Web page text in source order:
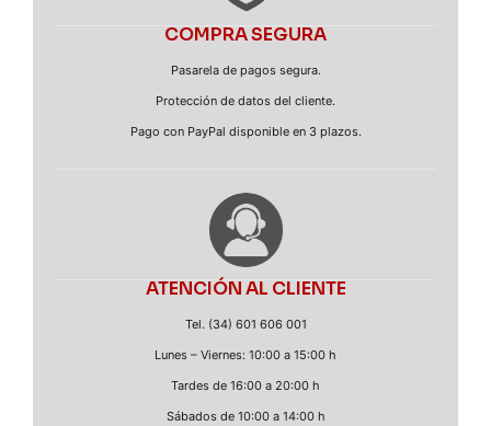
COMPRA SEGURA
Pasarela de pagos segura.
Protección de datos del cliente.
Pago con PayPal disponible en 3 plazos.
ATENCIÓN AL CLIENTE
Tel. (34) 601 606 001
Lunes – Viernes: 10:00 a 15:00 h
Tardes de 16:00 a 20:00 h
Sábados de 10:00 a 14:00 h